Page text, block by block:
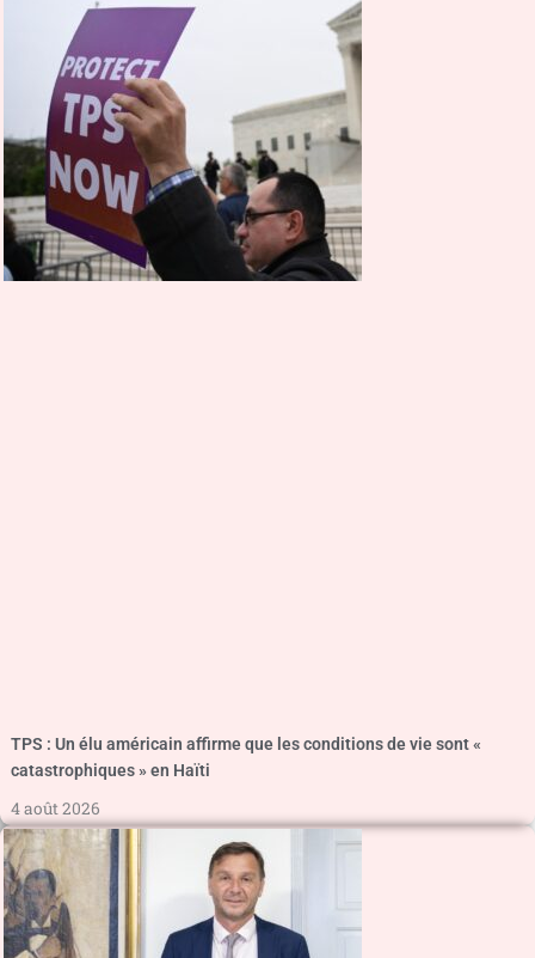
TPS : Un élu américain affirme que les conditions de vie sont «
catastrophiques » en Haïti
4 août 2026